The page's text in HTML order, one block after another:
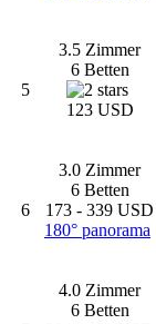
5
3.5 Zimmer
6 Betten
123 USD
6
3.0 Zimmer
6 Betten
173 - 339 USD
180° panorama
4.0 Zimmer
6 Betten